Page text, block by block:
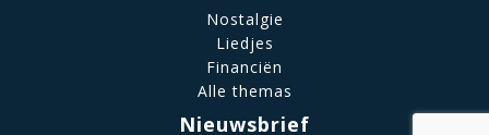
Nostalgie
Liedjes
Financiën
Alle themas
Nieuwsbrief